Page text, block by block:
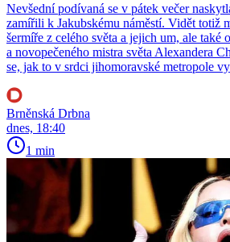
Nevšední podívaná se v pátek večer
zamířili k Jakubskému náměstí. Vidět totiž
šermíře z celého světa a jejich um, ale také
a novopečeného mistra světa Alexandera
se, jak to v srdci jihomoravské metropole
Brněnská Drbna
dnes, 18:40
1 min